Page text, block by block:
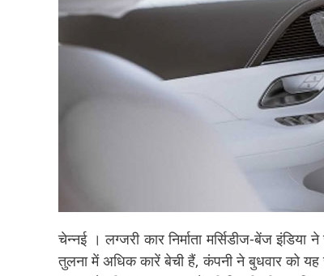
चेन्नई । लग्जरी कार निर्माता मर्सिडीज-बेंज
तुलना में अधिक कारें बेची हैं, कंपनी ने बुधवार को